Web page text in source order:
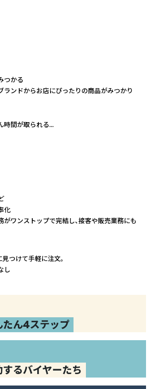
つかる
ランドからお店にぴったりの商品がみつかり
時間が取られる...
化
ワンストップで完結し、接客や販売業務にも
つけて手軽に注文。
し
ん4ステップ
るバイヤーたち